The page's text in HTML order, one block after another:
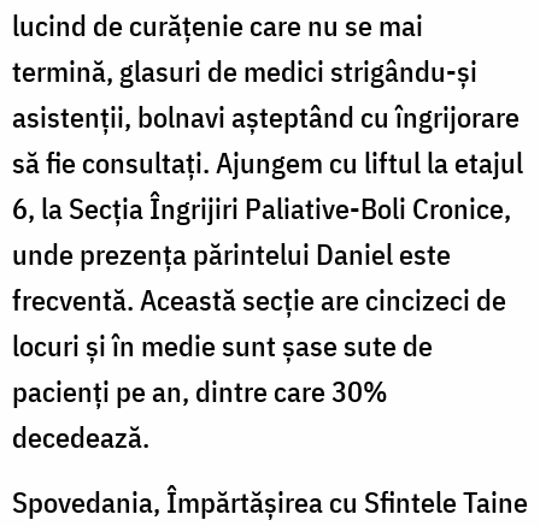
lucind de curăţenie care nu se mai
termină, glasuri de medici strigându-şi
asistenţii, bolnavi aşteptând cu îngrijorare
să fie consultaţi. Ajungem cu liftul la etajul
6, la Secţia Îngrijiri Paliative-Boli Cronice,
unde prezenţa părintelui Daniel este
frecventă. Această secţie are cincizeci de
locuri şi în medie sunt şase sute de
pacienţi pe an, dintre care 30%
decedează.
Spovedania, Împărtăşirea cu Sfintele Taine